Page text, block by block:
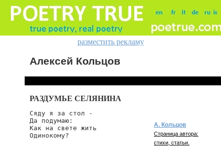
разместить рекламу
Алексей Кольцов
РАЗДУМЬЕ СЕЛЯНИНА
Сяду я за стол -
Да подумаю:
Как на свете жить
Одинокому?
А. Кольцов
Страница автора:
стихи, статьи.